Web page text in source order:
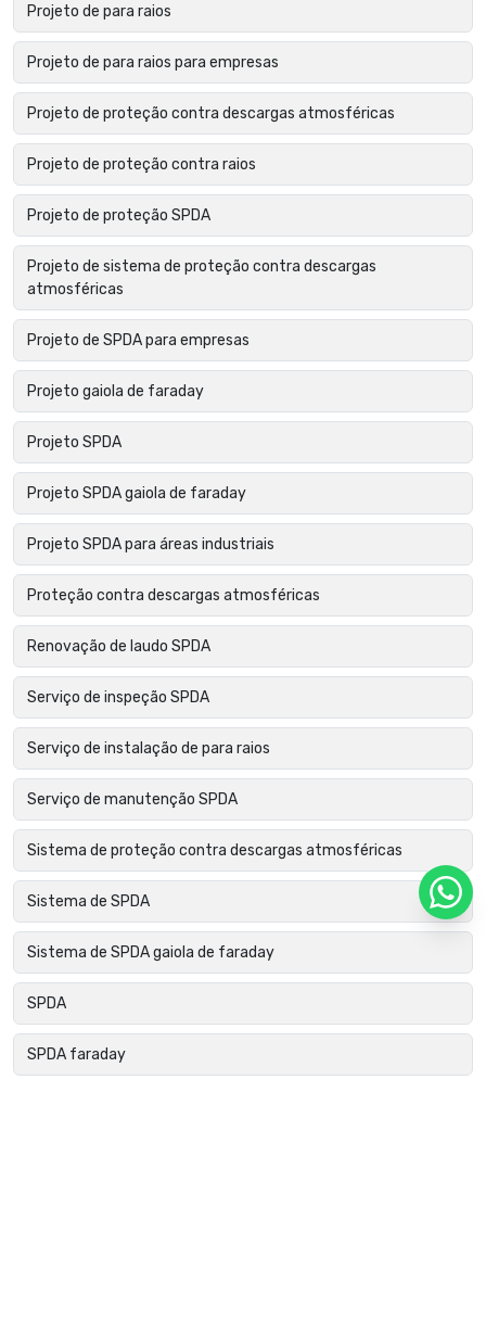
Projeto de para raios
Projeto de para raios para empresas
Projeto de proteção contra descargas atmosféricas
Projeto de proteção contra raios
Projeto de proteção SPDA
Projeto de sistema de proteção contra descargas
atmosféricas
Projeto de SPDA para empresas
Projeto gaiola de faraday
Projeto SPDA
Projeto SPDA gaiola de faraday
Projeto SPDA para áreas industriais
Proteção contra descargas atmosféricas
Renovação de laudo SPDA
Serviço de inspeção SPDA
Serviço de instalação de para raios
Serviço de manutenção SPDA
Sistema de proteção contra descargas atmosféricas
Sistema de SPDA
Sistema de SPDA gaiola de faraday
SPDA
SPDA faraday